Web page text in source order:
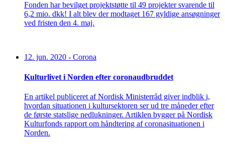
Fonden har bevilget projektstøtte til 49 projekter svarende til
6,2 mio. dkk! I alt blev der modtaget 167 gyldige ansøgninger
ved fristen den 4. maj.
12. jun. 2020 - Corona
Kulturlivet i Norden efter coronaudbruddet
En artikel publiceret af Nordisk Ministerråd giver indblik i,
hvordan situationen i kultursektoren ser ud tre måneder efter
de første statslige nedlukninger. Artiklen bygger på Nordisk
Kulturfonds rapport om håndtering af coronasituationen i
Norden.